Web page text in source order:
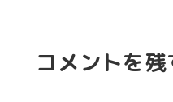
コメントを残